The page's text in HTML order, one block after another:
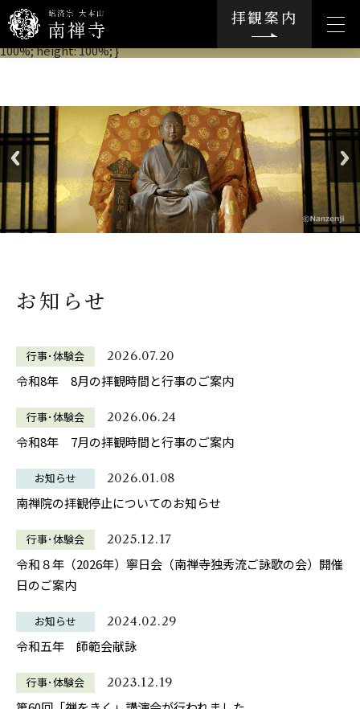
.movie-wrap { position: relative; padding-bottom: 56.25%; /*ア
スペクト比 16:9の場合の縦幅*/ height: 0; overflow: hidden; }
.movie-wrap iframe { position: absolute; top: 0; left: 0; width:
100%; height: 100%; }
拝観案内
お知らせ
行事･体験会 2026.07.20
令和8年 8月の拝観時間と行事のご案内
行事･体験会 2026.06.24
令和8年 7月の拝観時間と行事のご案内
お知らせ 2026.01.08
南禅院の拝観停止についてのお知らせ
行事･体験会 2025.12.17
令和８年（2026年）寧日会（南禅寺独秀流ご詠歌の会）開催
日のご案内
お知らせ 2024.02.29
令和五年 師範会献詠
行事･体験会 2023.12.19